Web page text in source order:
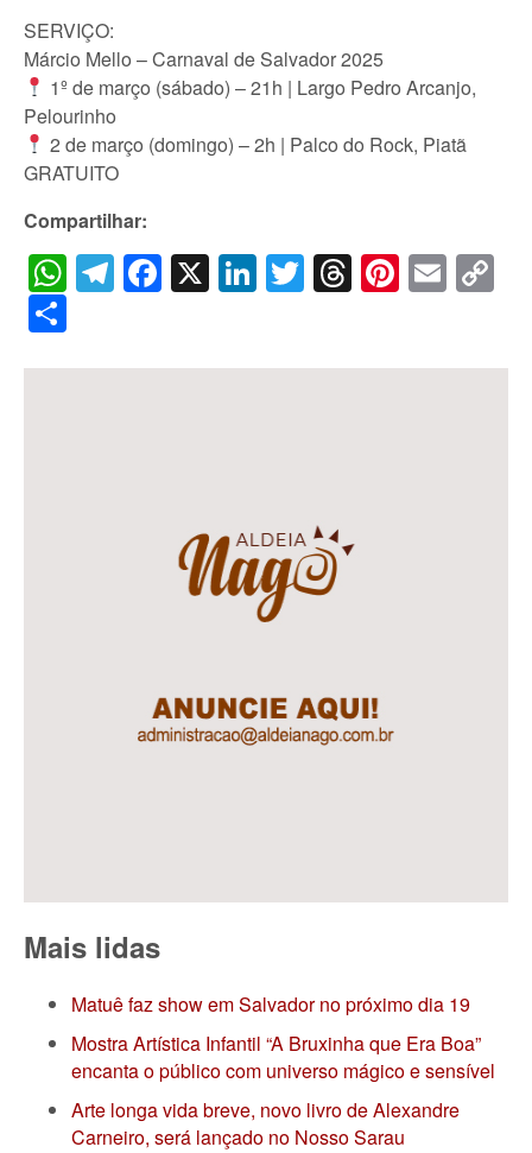
SERVIÇO:
Márcio Mello – Carnaval de Salvador 2025
1º de março (sábado) – 21h | Largo Pedro Arcanjo,
Pelourinho
2 de março (domingo) – 2h | Palco do Rock, Piatã
GRATUITO
Compartilhar:
WhatsApp
Telegram
Facebook
X LinkedIn
Twitter
Threads
Mais lidas
Matuê faz show em Salvador no próximo dia 19
Mostra Artística Infantil “A Bruxinha que Era Boa”
encanta o público com universo mágico e sensível
Arte longa vida breve, novo livro de Alexandre
Carneiro, será lançado no Nosso Sarau